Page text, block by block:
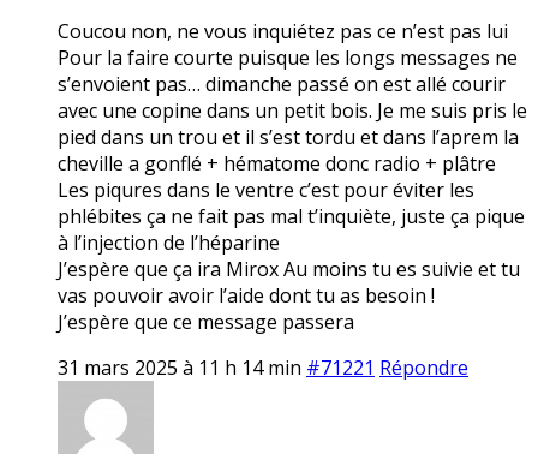
Coucou non, ne vous inquiétez pas ce n’est pas lui
Pour la faire courte puisque les longs messages ne
s’envoient pas… dimanche passé on est allé courir
avec une copine dans un petit bois. Je me suis pris le
pied dans un trou et il s’est tordu et dans l’aprem la
cheville a gonflé + hématome donc radio + plâtre
Les piqures dans le ventre c’est pour éviter les
phlébites ça ne fait pas mal t’inquiète, juste ça pique
à l’injection de l’héparine
J’espère que ça ira Mirox Au moins tu es suivie et tu
vas pouvoir avoir l’aide dont tu as besoin !
J’espère que ce message passera
31 mars 2025 à 11 h 14 min #71221 Répondre